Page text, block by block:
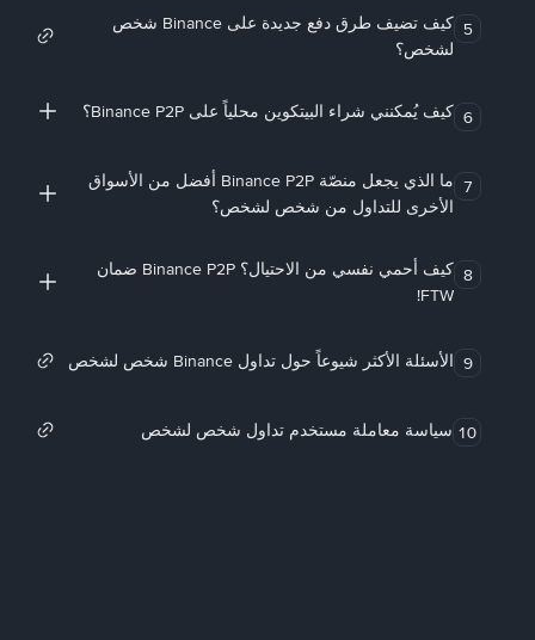
5
كيف تضيف طرق دفع جديدة على Binance شخص
لشخص؟
6 كيف يُمكنني شراء البيتكوين محلياً على Binance P2P؟
7
ما الذي يجعل منصّة Binance P2P أفضل من الأسواق
الأخرى للتداول من شخص لشخص؟
8
كيف أحمي نفسي من الاحتيال؟ Binance P2P ضمان
FTW!
9 الأسئلة الأكثر شيوعاً حول تداول Binance شخص لشخص
10 سياسة معاملة مستخدم تداول شخص لشخص